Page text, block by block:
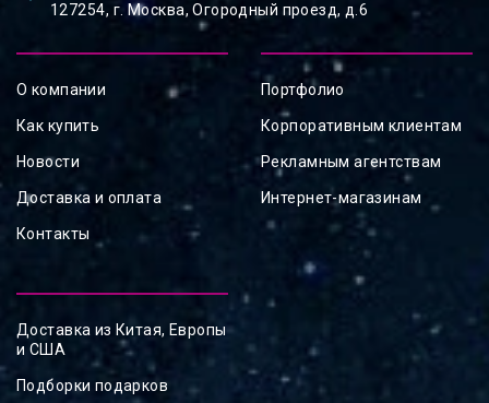
127254, ⁠г. Москва, Огородный проезд, д.6
О компании
Как купить
Новости
Доставка и оплата
Контакты
Портфолио
Корпоративным клиентам
Рекламным агентствам
Интернет-магазинам
Доставка из Китая, Европы
и США
Подборки подарков